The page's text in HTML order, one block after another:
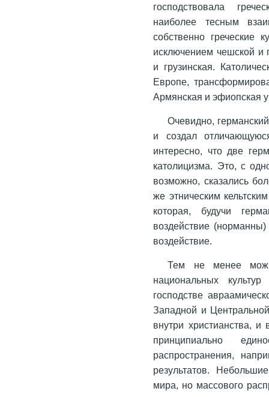
господствовала
наиболее тесным
собственно греческие
исключением чешской и
и грузинская.
Европе,
Армянская и эфиопская
Очевидно,
и создал
интересно, что две
католицизма. Это, с
возможно, сказались
же этническим
которая, будучи
воздействие
воздействие.
Тем не менее
национальных
господстве
Западной и
внутри христианства,
принципиально
распространения,
результатов.
мира, но массового